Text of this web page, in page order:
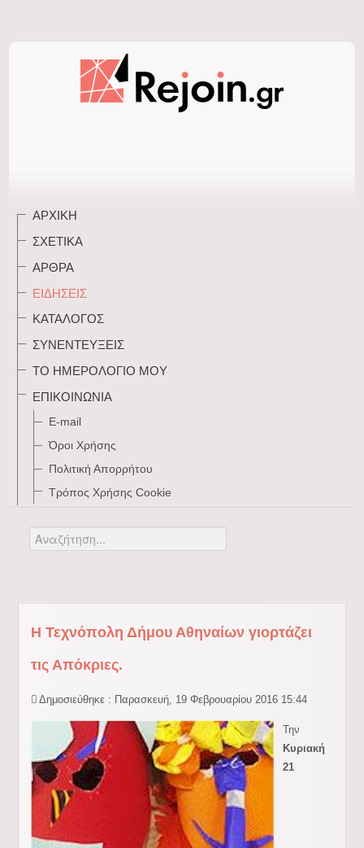
ΑΡΧΙΚΉ
ΣΧΕΤΙΚΆ
ΆΡΘΡΑ
ΕΙΔΉΣΕΙΣ
ΚΑΤΆΛΟΓΟΣ
ΣΥΝΕΝΤΕΎΞΕΙΣ
ΤΟ ΗΜΕΡΟΛΌΓΙΌ ΜΟΥ
ΕΠΙΚΟΙΝΩΝΊΑ
E-mail
Όροι Χρήσης
Πολιτική Απορρήτου
Τρόπος Xρήσης Cookie
Αναζήτηση...
H Τεχνόπολη Δήμου Αθηναίων γιορτάζει
τις Απόκριες.
Δημοσιεύθηκε : Παρασκευή, 19 Φεβρουαρίου 2016 15:44
Την
Κυριακή
21